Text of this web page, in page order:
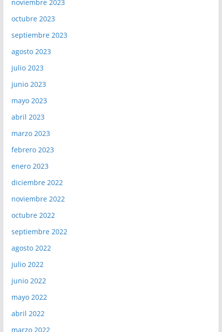
noviembre 2023
octubre 2023
septiembre 2023
agosto 2023
julio 2023
junio 2023
mayo 2023
abril 2023
marzo 2023
febrero 2023
enero 2023
diciembre 2022
noviembre 2022
octubre 2022
septiembre 2022
agosto 2022
julio 2022
junio 2022
mayo 2022
abril 2022
marzo 2022